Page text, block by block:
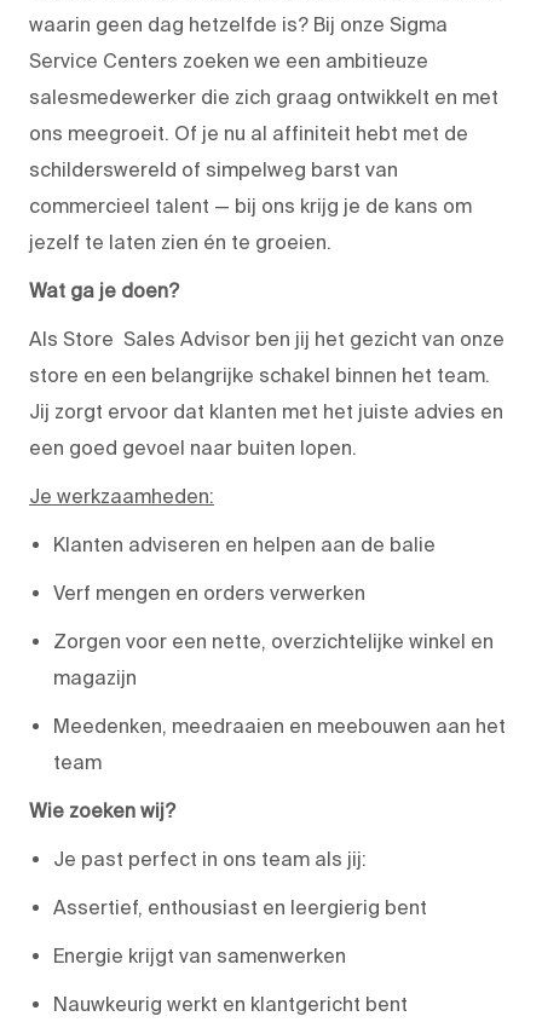
waarin geen dag hetzelfde is? Bij onze Sigma
Service Centers zoeken we een ambitieuze
salesmedewerker die zich graag ontwikkelt en met
ons meegroeit. Of je nu al affiniteit hebt met de
schilderswereld of simpelweg barst van
commercieel talent — bij ons krijg je de kans om
jezelf te laten zien én te groeien.
Wat ga je doen?
Als Store Sales Advisor ben jij het gezicht van onze
store en een belangrijke schakel binnen het team.
Jij zorgt ervoor dat klanten met het juiste advies en
een goed gevoel naar buiten lopen.
Je werkzaamheden:
Klanten adviseren en helpen aan de balie
Verf mengen en orders verwerken
Zorgen voor een nette, overzichtelijke winkel en
magazijn
Meedenken, meedraaien en meebouwen aan het
team
Wie zoeken wij?
Je past perfect in ons team als jij:
Assertief, enthousiast en leergierig bent
Energie krijgt van samenwerken
Nauwkeurig werkt en klantgericht bent